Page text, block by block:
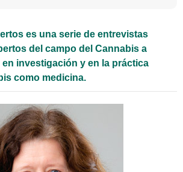
es una serie de entrevistas
del campo del Cannabis a
en investigación y en la práctica
como medicina.